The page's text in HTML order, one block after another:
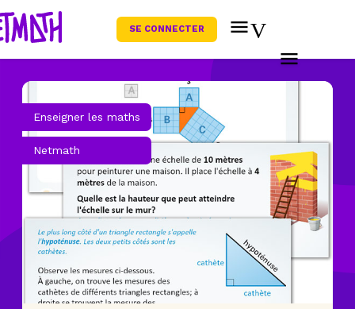
SE CONNECTER
Enseigner les maths
Netmath